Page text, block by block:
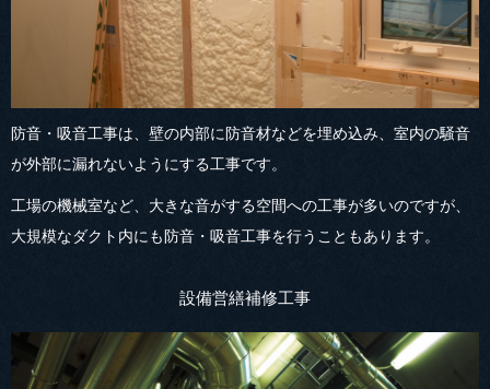
防音・吸音工事は、壁の内部に防音材などを埋め込み、室内の騒音
が外部に漏れないようにする工事です。
工場の機械室など、大きな音がする空間への工事が多いのですが、
大規模なダクト内にも防音・吸音工事を行うこともあります。
設備営繕補修工事